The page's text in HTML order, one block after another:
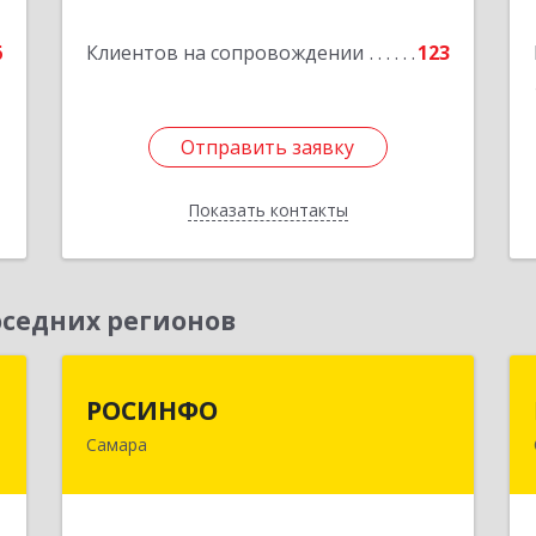
Клиентов на сопровождении 123
Отправить заявку
Показать контакты
Подробнее
Отправить заявку
Назад
регионов
РОСИНФО
Самара443069, Самарская обл, Самара г,